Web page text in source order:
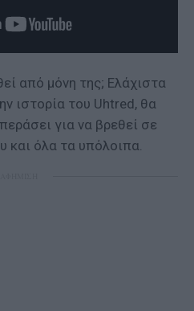
από μόνη της; Ελάχιστα
ιστορία του Uhtred, θα
για να βρεθεί σε
και όλα τα υπόλοιπα.